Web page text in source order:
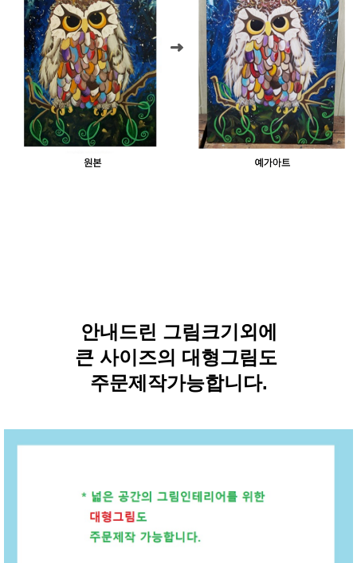
안내드린 그림크기외에
큰 사이즈의 대형그림도
주문제작가능합니다.